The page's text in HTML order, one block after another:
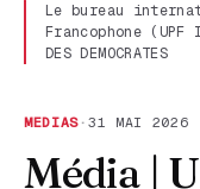
Le bureau
Francophone
DES DEMOCRATES
MEDIAS · 31 MAI 2026
Média |